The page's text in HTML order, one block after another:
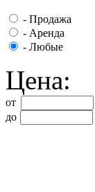
- Продажа
- Аренда
- Любые
Цена:
от
до